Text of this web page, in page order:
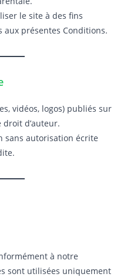
le site à des fins
aux présentes Conditions.
vidéos, logos) publiés sur
d’auteur.
sans autorisation écrite
à notre
sont utilisées uniquement